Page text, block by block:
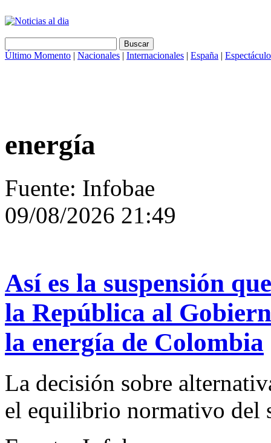
Último Momento | Nacionales | Internacionales | España |
energía
Fuente: Infobae
09/08/2026 21:49
Así es la suspensión
la República al
la energía de Colombia
La decisión sobre
el equilibrio normativo del